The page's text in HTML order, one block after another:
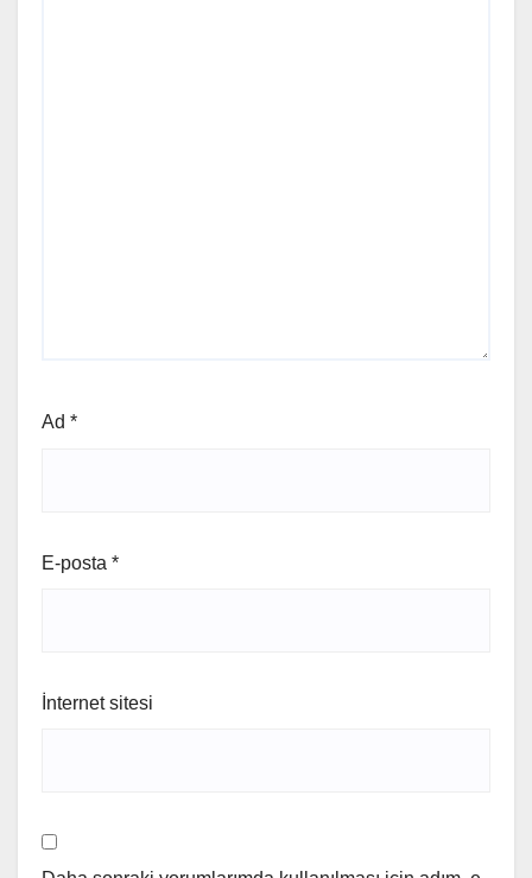
Ad *
E-posta *
İnternet sitesi